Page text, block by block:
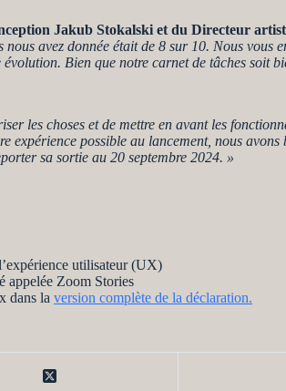
Jakub Stokalski et du Directeur
avez donnée était de 8 sur 10. Nous vous
Bien que notre carnet de tâches soit
les choses et de mettre en avant les
possible au lancement, nous
sa sortie au 20 septembre 2024. »
utilisateur (UX)
appelée Zoom Stories
dans la version complète de la déclaration.